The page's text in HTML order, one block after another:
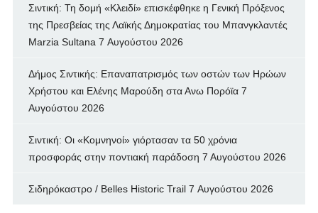
Σιντική: Τη δομή «Κλειδί» επισκέφθηκε η Γενική Πρόξενος
της Πρεσβείας της Λαϊκής Δημοκρατίας του Μπανγκλαντές
Marzia Sultana 7 Αυγούστου 2026
Δήμος Σιντικής: Επαναπατρισμός των oστών των Ηρώων
Χρήστου και Ελένης Μαρούδη στα Ανω Πορόϊα 7
Αυγούστου 2026
Σιντική: Οι «Κομνηνοί» γιόρτασαν τα 50 χρόνια
προσφοράς στην ποντιακή παράδοση 7 Αυγούστου 2026
Σιδηρόκαστρο / Belles Historic Trail 7 Αυγούστου 2026